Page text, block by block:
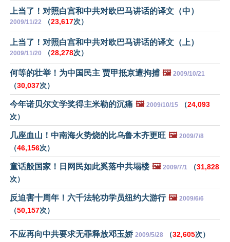
上当了！对照白宫和中共对欧巴马讲话的译文（中）
2009/11/22 （23,617次）
上当了！对照白宫和中共对欧巴马讲话的译文（上）
2009/11/20 （28,278次）
何等的壮举！为中国民主 贾甲抵京遭拘捕 🖼️ 2009/10/21
（30,037次）
今年诺贝尔文学奖得主米勒的沉痛 🖼️ 2009/10/15 （24,093
次）
几座血山！中南海火势烧的比乌鲁木齐更旺 🖼️ 2009/7/8
（46,156次）
童话般国家！日网民如此奚落中共塌楼 🖼️ 2009/7/1 （31,828
次）
反迫害十周年！六千法轮功学员纽约大游行 🖼️ 2009/6/6
（50,157次）
不应再向中共要求无罪释放邓玉娇 2009/5/28 （32,605次）